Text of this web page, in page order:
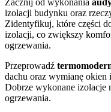
izolacji budynku oraz
Zidentyfikuj, które części
izolacji, co zwiększy
ogrzewania.
Przeprowadź
dachu oraz wymianę okien
Dobrze wykonane izolacje
ogrzewania.